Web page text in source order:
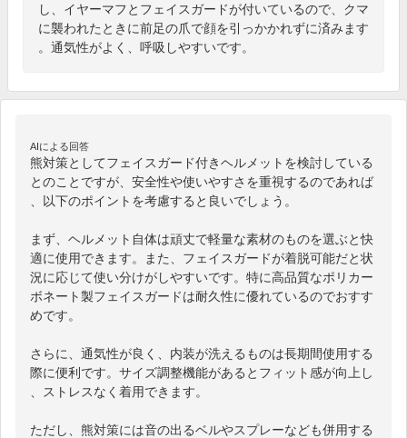
し、イヤーマフとフェイスガードが付いているので、クマ
に襲われたときに前足の爪で顔を引っかかれずに済みます
。通気性がよく、呼吸しやすいです。
AIによる回答
熊対策としてフェイスガード付きヘルメットを検討している
とのことですが、安全性や使いやすさを重視するのであれば
、以下のポイントを考慮すると良いでしょう。
まず、ヘルメット自体は頑丈で軽量な素材のものを選ぶと快
適に使用できます。また、フェイスガードが着脱可能だと状
況に応じて使い分けがしやすいです。特に高品質なポリカー
ボネート製フェイスガードは耐久性に優れているのでおすす
めです。
さらに、通気性が良く、内装が洗えるものは長期間使用する
際に便利です。サイズ調整機能があるとフィット感が向上し
、ストレスなく着用できます。
ただし、熊対策には音の出るベルやスプレーなども併用する